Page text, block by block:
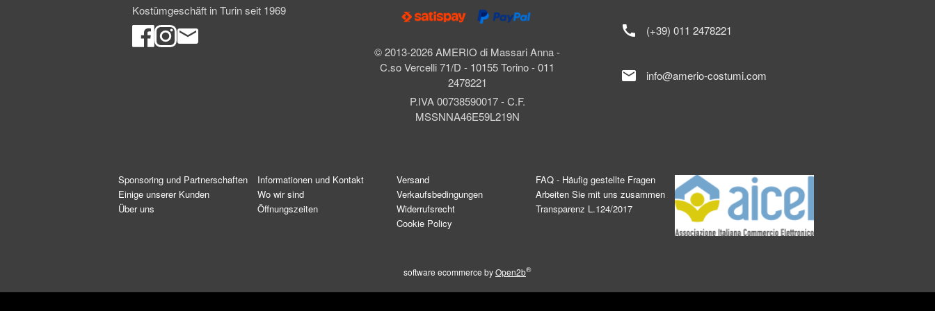
Kostümgeschäft in Turin seit 1969
© 2013-2026 AMERIO di Massari Anna -
C.so Vercelli 71/D - 10155 Torino - 011
2478221
P.IVA 00738590017 - C.F.
MSSNNA46E59L219N
call (+39) 011 2478221
mail info@amerio-costumi.com
Sponsoring und Partnerschaften
Einige unserer Kunden
Über uns
Informationen und Kontakt
Wo wir sind
Öffnungszeiten
Versand
Verkaufsbedingungen
Widerrufsrecht
Cookie Policy
FAQ - Häufig gestellte Fragen
Arbeiten Sie mit uns zusammen
Transparenz L.124/2017
software ecommerce byOpen2b®